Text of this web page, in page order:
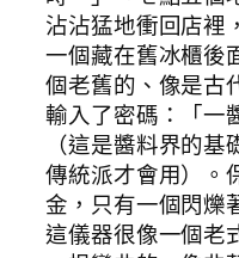
沾沾猛地衝回店裡
一個藏在舊冰櫃後
個老舊的、像是古
輸入了密碼：「一
（這是醬料界的
傳統派才會用）。
金，只有一個閃爍
這儀器很像一個老